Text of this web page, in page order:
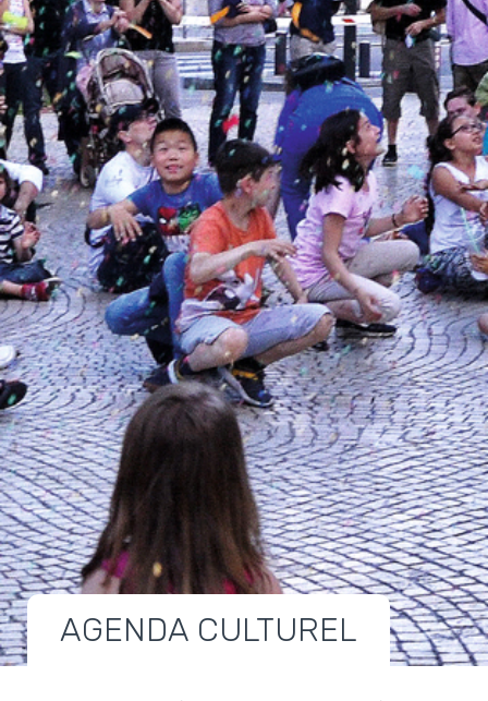
AGENDA CULTUREL